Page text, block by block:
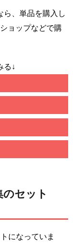
ら、単品を購入し
ョップなどで購
る↓
のセット
になっていま